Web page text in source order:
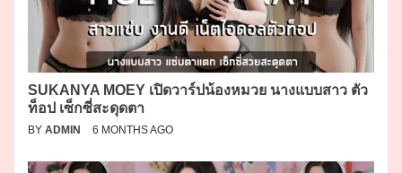
SUKANYA MOEY เปิดวาร์ปน้องหมวย นางแบบสาว ตัว
ท็อป เซ็กซี่สะดุดตา
BY ADMIN 6 MONTHS AGO